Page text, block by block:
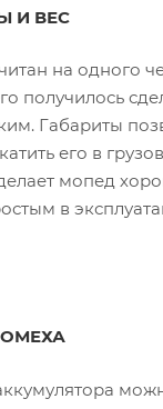
И ВЕС
на одного
получилось
Габариты
его в
мопед
в